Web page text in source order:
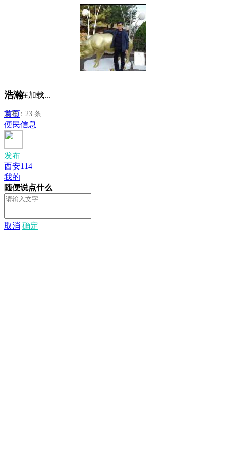
浩瀚
发布：23 条
正在加载...
首页
便民信息
发布
西安114
我的
随便说点什么
取消 确定